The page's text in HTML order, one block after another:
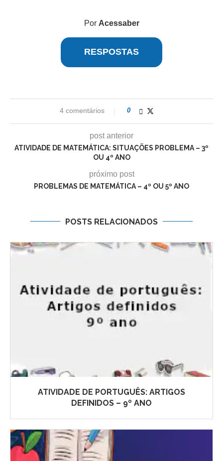
Por Acessaber
RESPOSTAS
4 comentários 0
post anterior
ATIVIDADE DE MATEMÁTICA: SITUAÇÕES PROBLEMA – 3º
OU 4º ANO
próximo post
PROBLEMAS DE MATEMÁTICA – 4º OU 5º ANO
POSTS RELACIONADOS
ATIVIDADE DE PORTUGUÊS: ARTIGOS
DEFINIDOS – 9º ANO